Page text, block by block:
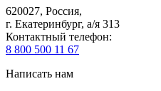
620027, Россия,
г. Екатеринбург, а/я 313
Контактный телефон:
8 800 500 11 67
Написать нам